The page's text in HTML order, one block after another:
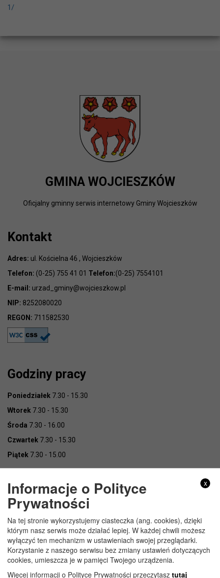
1/
GMINA WOJCIESZKÓW
Oficjalny gminny serwis internetowy Gminy Wojcieszków
Kontakt
Adres: ul. Kościelna 46 , Wojcieszków
Telefon: (0-25) 755 41 01 Telefon:(0-25) 7554101
E-mail: urzad_gminy@wojcieszkow.pl
NIP: 8252080020
REGON: 711582530
Godziny pracy
Poniedziałek 7.30 - 15.30
Wtorek 7.30 - 15.30
Środa 7.30 - 16.00
Czwartek 7.30 - 15.30
Piątek 7.30 - 15.00
Copyright © Urząd Gminy Wojcieszków
x
Informacje o Polityce
Prywatności
Na tej stronie wykorzystujemy ciasteczka (ang. cookies), dzięki
którym nasz serwis może działać lepiej. W każdej chwili możesz
wyłączyć ten mechanizm w ustawieniach swojej przeglądarki.
Korzystanie z naszego serwisu bez zmiany ustawień dotyczących
cookies, umieszcza je w pamięci Twojego urządzenia.
Więcej informacji o Polityce Prywatności przeczytasz tutaj